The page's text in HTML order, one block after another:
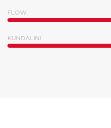
FLOW
KUNDALINI